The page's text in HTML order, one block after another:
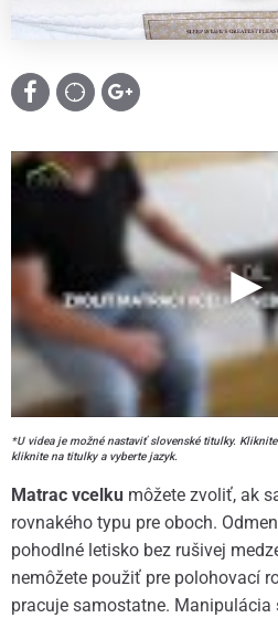
*U videa je možné nastaviť slovenské titulky.
kliknite na titulky a vyberte jazyk.
Matrac vcelku môžete zvoliť, ak
rovnakého typu pre oboch.
pohodlné letisko bez rušivej
nemôžete použiť pre polohovací
pracuje samostatne.